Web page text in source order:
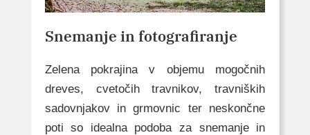
Snemanje in fotografiranje
Zelena pokrajina v objemu mogočnih
dreves, cvetočih travnikov, travniških
sadovnjakov in grmovnic ter neskončne
poti so idealna podoba za snemanje in